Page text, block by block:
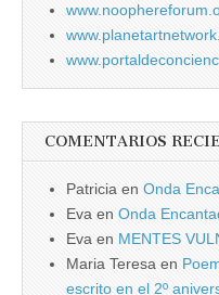
COMENTARIOS
Patricia en Onda
Eva en Onda
Eva en MENTES
Maria Teresa en
escrito en el 2º